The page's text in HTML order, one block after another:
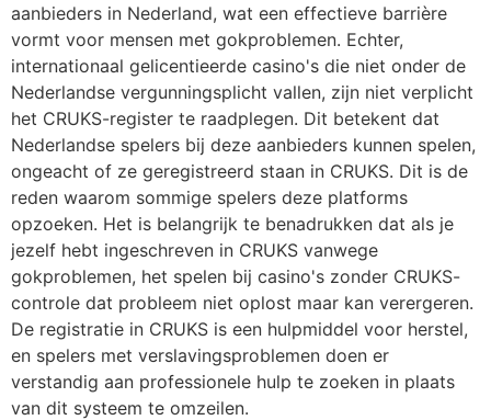
aanbieders in Nederland, wat een effectieve barrière
vormt voor mensen met gokproblemen. Echter,
internationaal gelicentieerde casino's die niet onder de
Nederlandse vergunningsplicht vallen, zijn niet verplicht
het CRUKS-register te raadplegen. Dit betekent dat
Nederlandse spelers bij deze aanbieders kunnen spelen,
ongeacht of ze geregistreerd staan in CRUKS. Dit is de
reden waarom sommige spelers deze platforms
opzoeken. Het is belangrijk te benadrukken dat als je
jezelf hebt ingeschreven in CRUKS vanwege
gokproblemen, het spelen bij casino's zonder CRUKS-
controle dat probleem niet oplost maar kan verergeren.
De registratie in CRUKS is een hulpmiddel voor herstel,
en spelers met verslavingsproblemen doen er
verstandig aan professionele hulp te zoeken in plaats
van dit systeem te omzeilen.